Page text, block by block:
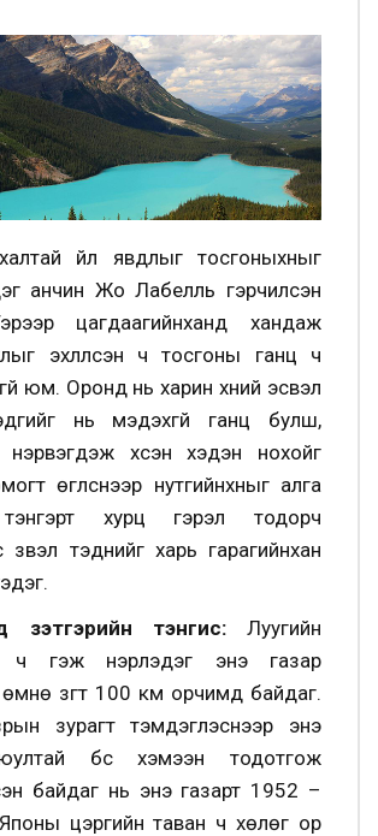
үйл явдлыг тосгоныхныг
анчин Жо Лабелль гэрчилсэн
цагдаагийнханд хандаж
эхлүүлсэн ч тосгоны ганц ч
юм. Оронд нь харин хүний эсвэл
нь мэдэхгүй ганц булш,
нэрвэгдэж үхсэн хэдэн нохойг
өгүүлснээр нутгийнхныг алга
хурц гэрэл тодорч
үзвэл тэднийг харь гарагийнхан
тэнгис:Луугийн
ч гэж нэрлэдэг энэ газар
зүгт 100 км орчимд байдаг.
зурагт тэмдэглэснээр энэ
бүс хэмээн тодотгож
байдаг нь энэ газарт 1952 –
цэргийн таван ч хөлөг ор